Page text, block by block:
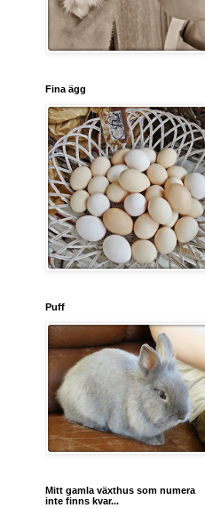
Fina ägg
Puff
Mitt gamla växthus som numera
inte finns kvar...